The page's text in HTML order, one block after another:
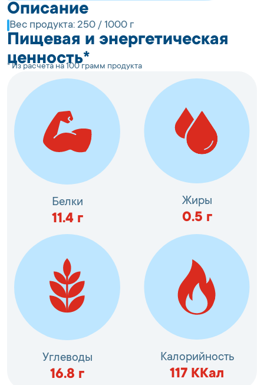
Описание
Вес продукта: 250 / 1000 г
Пищевая и энергетическая
ценность*
* Из расчета на 100 грамм продукта
Белки
11.4г
Жиры
0.5 г
Углеводы
16.8 г
Калорийность
117 ККал